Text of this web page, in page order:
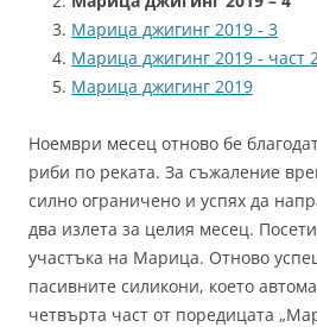
Марица джигинг 2019 - 3
Марица джигинг 2019 - част 2
Марица джигинг 2019
Ноември месец отново бе
риби по реката. За съжаление
силно ограничено и успях да
два излета за целия месец.
участъка на Марица. Отново
пасивните силикони, което
четвърта част от поредицата